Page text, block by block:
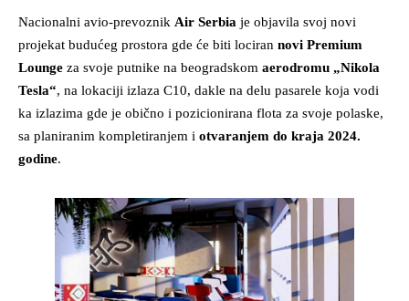
Nacionalni avio-prevoznik Air Serbia je objavila svoj novi
projekat budućeg prostora gde će biti lociran novi Premium
Lounge za svoje putnike na beogradskom aerodromu „Nikola
Tesla“, na lokaciji izlaza C10, dakle na delu pasarele koja vodi
ka izlazima gde je obično i pozicionirana flota za svoje polaske,
sa planiranim kompletiranjem i otvaranjem do kraja 2024.
godine.